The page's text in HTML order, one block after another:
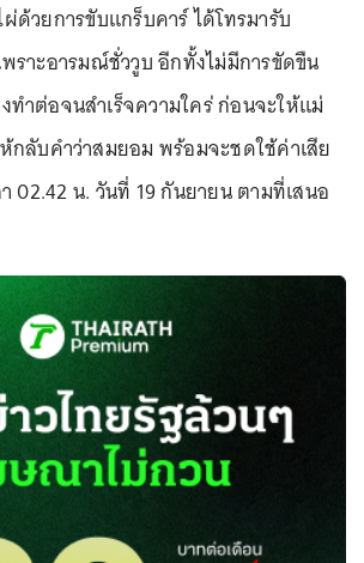
ด้วยการขับแกร็บคาร์ ได้โทรมารับ
ราะอารมณ์ชั่ววูบ อีกทั้งไม่มีการขัดขืน
ทำต่อจนสำเร็จความใคร่ ก่อนจะให้แม่
กลับคำว่าสมยอม พร้อมจะชดใช้ค่าเสีย
02.42 น. วันที่ 19 กันยายน ตามที่เสนอ